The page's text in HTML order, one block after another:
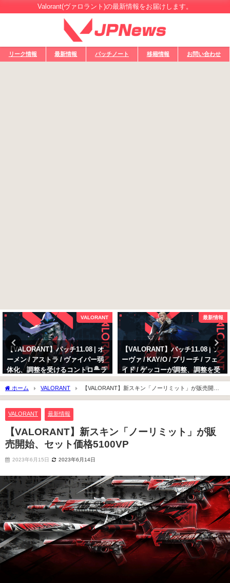
Valorant(ヴァロラント)の最新情報をお届けします。
リーク情報 最新情報 パッチノート 移籍情報 お問い合わせ
VALORANT
【VALORANT】パッチ11.08 | オ
ーメン / アストラ / ヴァイパー弱
体化、調整を受けるコントローラ
ーの変更点まとめ
最新情報
【VALORANT】パッチ11.08 | ソ
ーヴァ / KAY/O / ブリーチ / フェ
イド / ゲッコーが調整、調整を受
けるイニシエーターの変更点まと
め
ホーム VALORANT
【VALORANT】新スキン「ノーリミット」が販売開
始、セット価格5100VP
VALORANT 最新情報
【VALORANT】新スキン「ノーリミット」が販
売開始、セット価格5100VP
2023年6月15日 2023年6月14日